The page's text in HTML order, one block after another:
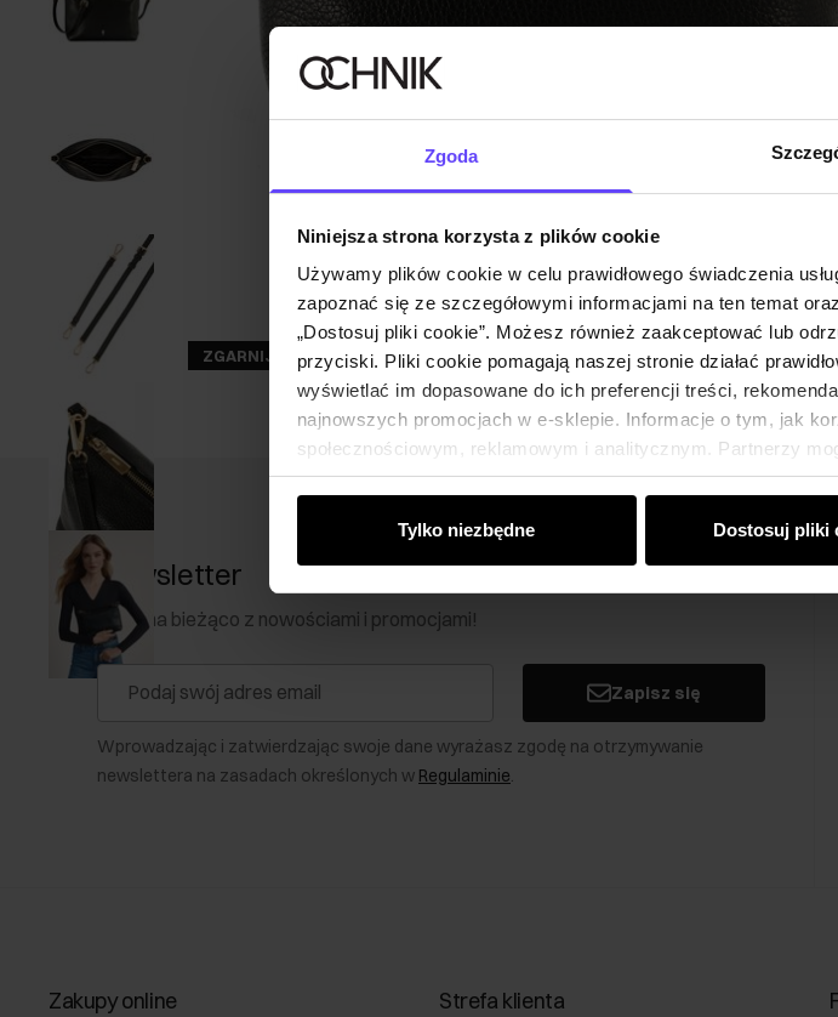
Zgoda
Niniejsza strona korzysta z plików cookie
Używamy plików cookie w celu prawidłowego świadczenia
zapoznać się ze szczegółowymi informacjami na ten temat
„Dostosuj pliki cookie”. Możesz również zaakceptować lub
przyciski. Pliki cookie pomagają naszej stronie działać
wyświetlać im dopasowane do ich preferencji treści,
najnowszych promocjach w e-sklepie. Informacje o tym, jak
społecznościowym, reklamowym i analitycznym. Partnerzy
od Ciebie lub uzyskanymi podczas korzystania z ich usług.
Tylko niezbędne Dostosuj pliki
ZGARNIJ -30%
Newsletter
Bądź na bieżąco z nowościami i promocjami!
Zapisz się
Wprowadzając i zatwierdzając swoje dane wyrażasz zgodę na otrzymywanie
newslettera na zasadach określonych w Regulaminie.
Zakupy online Strefa klienta